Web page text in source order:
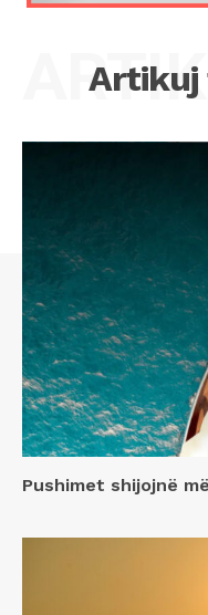
Artikuj
Pushimet shijojnë